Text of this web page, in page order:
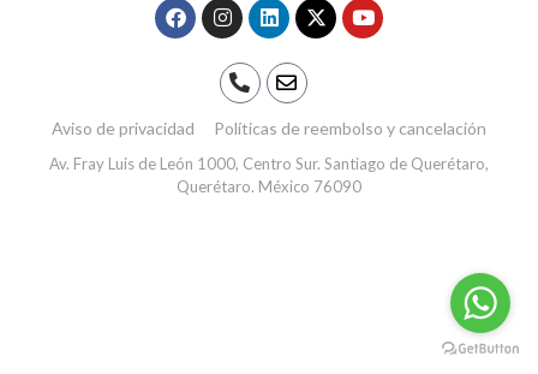
Aviso de privacidad Políticas de reembolso y cancelación
Av. Fray Luis de León 1000, Centro Sur. Santiago de Querétaro,
Querétaro. México 76090